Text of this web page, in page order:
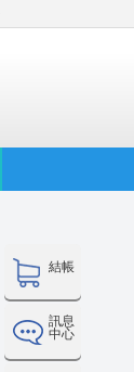
結帳
訊息
中心